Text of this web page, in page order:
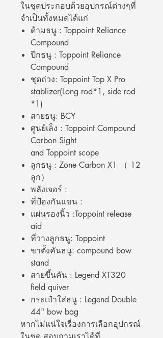
ในชุดประกอบด้วยอุปกรณ์ต่างๆที่
จำเป็นทั้งหมดได้แก่
ด้ามธนู : Toppoint Reliance
Compound
ปีกธนู : Toppoint Reliance
Compound
ชุดถ่วง: Toppoint Top X Pro
stablizer(Long rod*1, side rod
*1)
สายธนู: BCY
ศูนย์เล็ง : Toppoint Compound
Carbon Sight
and Toppoint scope
ลูกธนู : Zone Carbon X1 （ 12
ลูก）
พลังเจอร์ :
ที่ป้องกันแขน :
แผ่นรองนิ้ว :Toppoint release
aid
ที่วางลูกธนู: Toppoint
ขาตั้งคันธนู: compound bow
stand
สายขึ้นคัน : Legend XT320
field quiver
กระเป๋าใส่ธนู : Legend Double
44" bow bag
หากไม่แน่ใจเรื่องการเลือกอุปกรณ์